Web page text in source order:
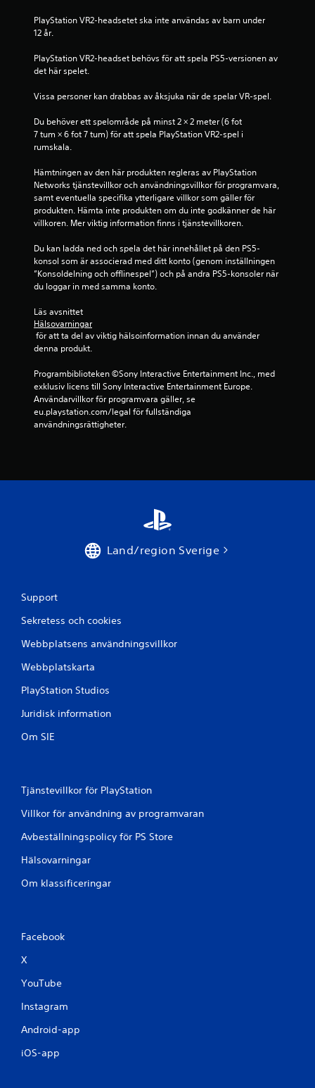
j
r
n
a
v
f
e
m
e
p
PlayStation VR2-headsetet ska inte användas av barn under
12 år.
PlayStation VR2-headset behövs för att spela PS5-versionen av
det här spelet.
Vissa personer kan drabbas av åksjuka när de spelar VR-spel.
Du behöver ett spelområde på minst 2 × 2 meter (6 fot
7 tum × 6 fot 7 tum) för att spela PlayStation VR2-spel i
rumskala.
Hämtningen av den här produkten regleras av PlayStation
Networks tjänstevillkor och användningsvillkor för programvara,
samt eventuella specifika ytterligare villkor som gäller för
produkten. Hämta inte produkten om du inte godkänner de här
villkoren. Mer viktig information finns i tjänstevillkoren.
Du kan ladda ned och spela det här innehållet på den PS5-
konsol som är associerad med ditt konto (genom inställningen
”Konsoldelning och offlinespel”) och på andra PS5-konsoler när
du loggar in med samma konto.
Läs avsnittet
Hälsovarningar
denna produkt.
Programbiblioteken ©Sony Interactive Entertainment Inc., med
exklusiv licens till Sony Interactive Entertainment Europe.
Användarvillkor för programvara gäller, se
eu.playstation.com/legal för fullständiga
användningsrättigheter.
Land/region Sverige
Support
Sekretess och cookies
Webbplatsens användningsvillkor
Webbplatskarta
PlayStation Studios
Juridisk information
Om SIE
Tjänstevillkor för PlayStation
Villkor för användning av programvaran
Avbeställningspolicy för PS Store
Hälsovarningar
Om klassificeringar
Facebook
X
YouTube
Instagram
Android-app
iOS-app